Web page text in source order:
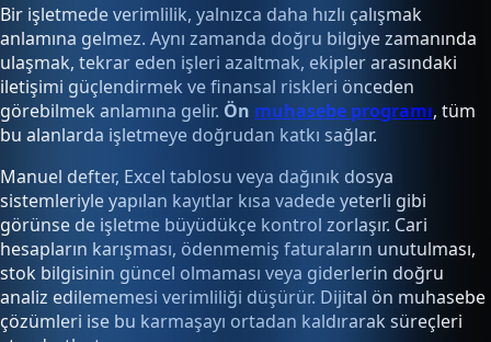
Bir işletmede verimlilik, yalnızca daha hızlı çalışmak
anlamına gelmez. Aynı zamanda doğru bilgiye zamanında
ulaşmak, tekrar eden işleri azaltmak, ekipler arasındaki
iletişimi güçlendirmek ve finansal riskleri önceden
görebilmek anlamına gelir. Ön muhasebe programı, tüm
bu alanlarda işletmeye doğrudan katkı sağlar.
Manuel defter, Excel tablosu veya dağınık dosya
sistemleriyle yapılan kayıtlar kısa vadede yeterli gibi
görünse de işletme büyüdükçe kontrol zorlaşır. Cari
hesapların karışması, ödenmemiş faturaların unutulması,
stok bilgisinin güncel olmaması veya giderlerin doğru
analiz edilememesi verimliliği düşürür. Dijital ön muhasebe
çözümleri ise bu karmaşayı ortadan kaldırarak süreçleri